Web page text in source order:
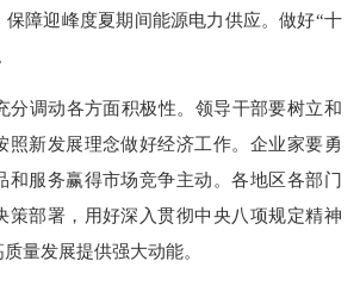
保障迎峰度夏期间能源电力供应。做好“十
分调动各方面积极性。领导干部要树立和
照新发展理念做好经济工作。企业家要勇
和服务赢得市场竞争主动。各地区各部门
策部署，用好深入贯彻中央八项规定精神
量发展提供强大动能。